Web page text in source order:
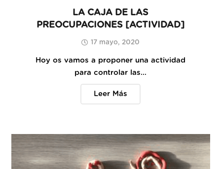
LA CAJA DE LAS
PREOCUPACIONES [ACTIVIDAD]
17 mayo, 2020
Hoy os vamos a proponer una actividad
para controlar las…
Leer Más